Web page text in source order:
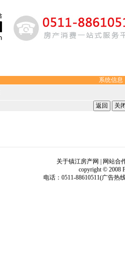
系统信息
关于镇江房产网
网站合
copyright © 2008
电话：0511-88610511(广告热